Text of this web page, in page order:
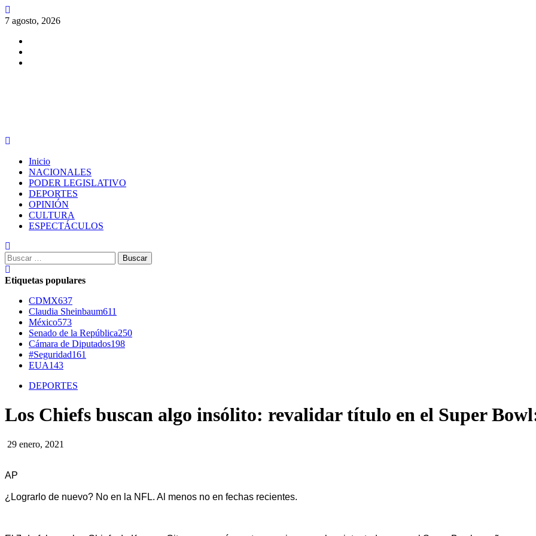
Saltar
al
7 agosto, 2026
Inicio
NACIONALES
PODER LEGISLATIVO
DEPORTES
OPINIÓN
CULTURA
ESPECTÁCULOS
Buscar:
Etiquetas populares
CDMX637
Claudia Sheinbaum611
México573
Senado de la República250
Cámara de Diputados198
#Seguridad161
EUA143
DEPORTES
Los Chiefs buscan algo insólito: revalidar título en el Super
29 enero, 2021
AP
¿Lograrlo de nuevo? No en la NFL. Al menos no en fechas recientes.